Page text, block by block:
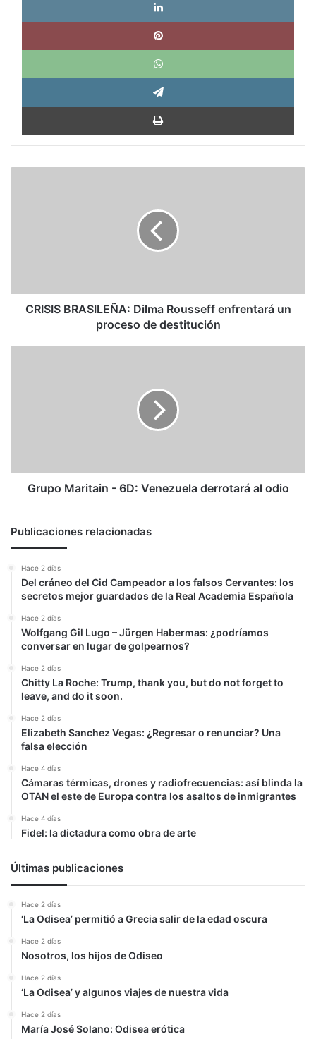
destitución
CRISIS BRASILEÑA: Dilma Rousseff enfrentará un
proceso de destitución
Grupo Maritain - 6D: Venezuela derrotará al odio
Publicaciones relacionadas
Hace 2 días
Del cráneo del Cid Campeador a los falsos Cervantes: los
secretos mejor guardados de la Real Academia Española
Hace 2 días
Wolfgang Gil Lugo – Jürgen Habermas: ¿podríamos
conversar en lugar de golpearnos?
Hace 2 días
Chitty La Roche: Trump, thank you, but do not forget to
leave, and do it soon.
Hace 2 días
Elizabeth Sanchez Vegas: ¿Regresar o renunciar? Una
falsa elección
Hace 4 días
Cámaras térmicas, drones y radiofrecuencias: así blinda la
OTAN el este de Europa contra los asaltos de inmigrantes
Hace 4 días
Fidel: la dictadura como obra de arte
Últimas publicaciones
Hace 2 días
‘La Odisea’ permitió a Grecia salir de la edad oscura
Hace 2 días
Nosotros, los hijos de Odiseo
Hace 2 días
‘La Odisea’ y algunos viajes de nuestra vida
Hace 2 días
María José Solano: Odisea erótica